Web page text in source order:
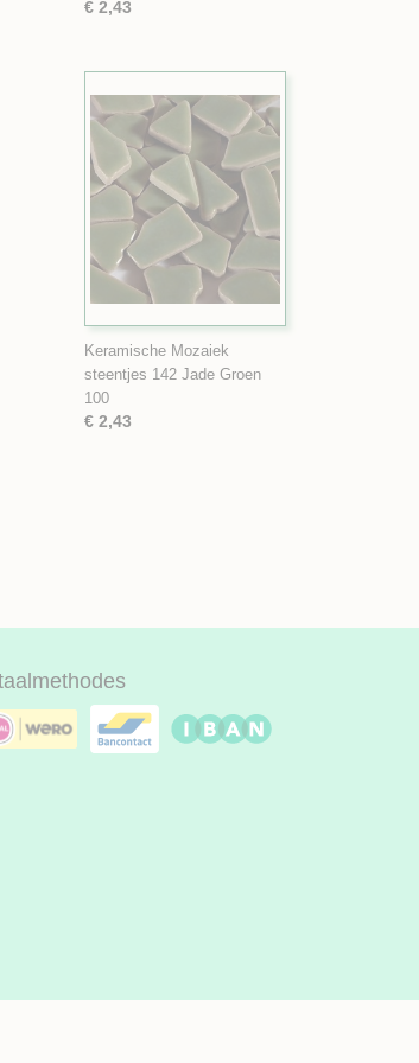
€ 2,43
Keramische Mozaiek
steentjes 142 Jade Groen
100
€ 2,43